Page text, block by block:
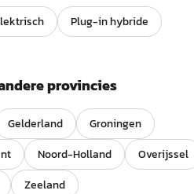
Plug-in hybride
provincies
Gelderland
Groningen
Noord-Holland
Overijssel
Zeeland